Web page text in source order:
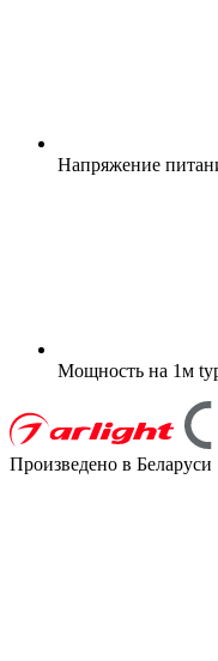
Напряжение
Мощность на 1м
Произведено в Беларуси